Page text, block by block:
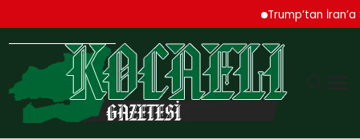
Trump’tan İran’a